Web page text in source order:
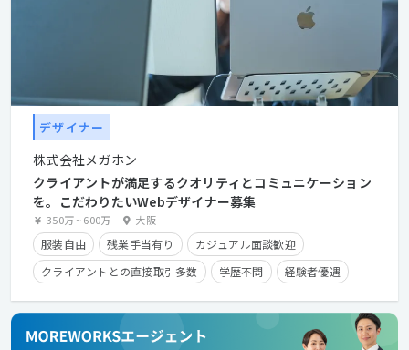
デザイナー
株式会社メガホン
クライアントが満足するクオリティとコミュニケーション
を。こだわりたいWebデザイナー募集
350万~600万 大阪
服装自由 残業手当有り
カジュアル面談歓迎
クライアントとの直接取引多数
学歴不問 経験者優遇